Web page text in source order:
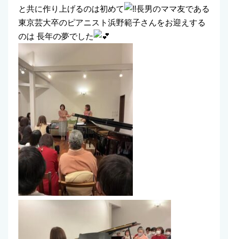
と共に作り上げるのは初めて
長男のママ友である
東京芸大卒のピアニスト浜野範子さんをお迎えする
のは 長年の夢でした